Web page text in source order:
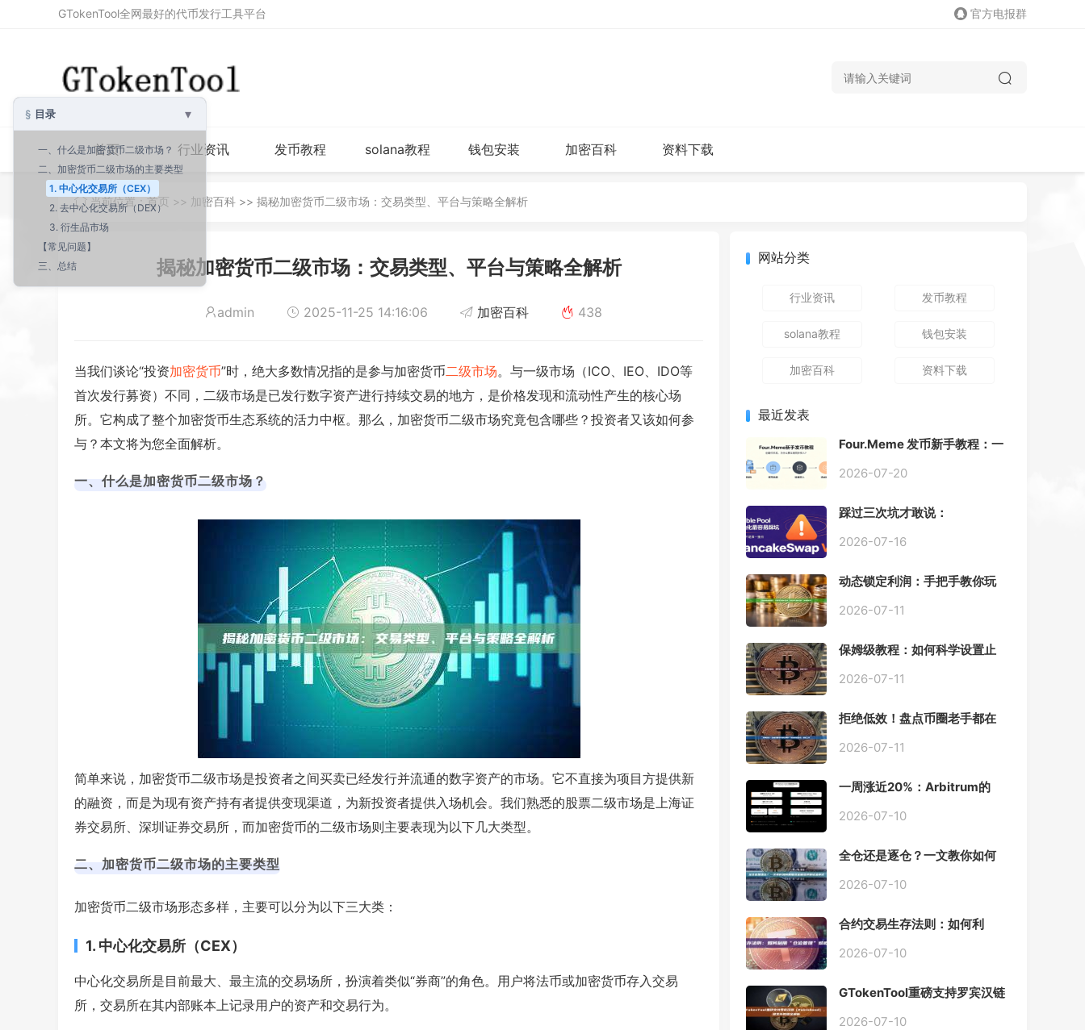
GTokenTool全网最好的代币发行工具平台 官方电报群
首页 行业资讯 发币教程 solana教程 钱包安装 加密百科 资料下载
当前位置：首页 >> 加密百科 >> 揭秘加密货币二级市场：交易类型、平台与策略全解析
揭秘加密货币二级市场：交易类型、平台与策略全解析
admin 2025-11-25 14:16:06 加密百科 438
当我们谈论“投资加密货币”时，绝大多数情况指的是参与加密货币二级市场。与一级市场（ICO、IEO、IDO等
首次发行募资）不同，二级市场是已发行数字资产进行持续交易的地方，是价格发现和流动性产生的核心场
所。它构成了整个加密货币生态系统的活力中枢。那么，加密货币二级市场究竟包含哪些？投资者又该如何参
与？本文将为您全面解析。
一、什么是加密货币二级市场？
简单来说，加密货币二级市场是投资者之间买卖已经发行并流通的数字资产的市场。它不直接为项目方提供新
的融资，而是为现有资产持有者提供变现渠道，为新投资者提供入场机会。我们熟悉的股票二级市场是上海证
券交易所、深圳证券交易所，而加密货币的二级市场则主要表现为以下几大类型。
二、加密货币二级市场的主要类型
加密货币二级市场形态多样，主要可以分为以下三大类：
1. 中心化交易所（CEX）
中心化交易所是目前最大、最主流的交易场所，扮演着类似“券商”的角色。用户将法币或加密货币存入交易
所，交易所在其内部账本上记录用户的资产和交易行为。
网站分类
行业资讯 发币教程
solana教程 钱包安装
加密百科 资料下载
最近发表
Four.Meme 发币新手教程：一
动踩坑
2026-07-20
踩过三次坑才敢说：
Pool 最容易翻车的不是手续
2026-07-16
动态锁定利润：手把手教你玩
2026-07-11
保姆级教程：如何科学设置止
2026-07-11
拒绝低效！盘点币圈老手都在
具
2026-07-11
一周涨近20%：Arbitrum的
Chain一夜盘活
2026-07-10
全仓还是逐仓？一文教你如何
2026-07-10
合约交易生存法则：如何利
2026-07-10
GTokenTool重磅支持罗宾汉链
程全解析
2026-07-10
目录 ▾
一、什么是加密货币二级市场？
二、加密货币二级市场的主要类型
1. 中心化交易所（CEX）
2. 去中心化交易所（DEX）
3. 衍生品市场
【常见问题】
三、总结